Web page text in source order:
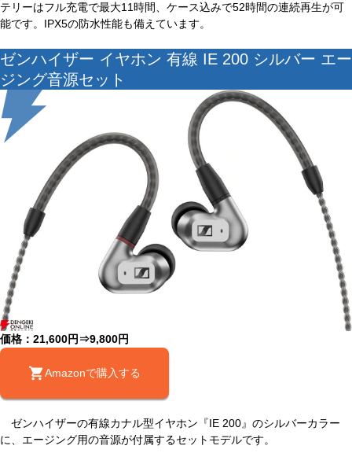
テリーはフル充電で最大11時間、ケース込みで52時間の連続再生が可
能です。IPX5の防水性能も備えています。
ゼンハイザー イヤホン 有線 IE 200 シルバー エー
ジング音源セット
価格：21,600円⇒9,800円
Amazonで購入する
ゼンハイザーの有線カナル型イヤホン『IE 200』のシルバーカラー
に、エージング用の音源が付属するセットモデルです。